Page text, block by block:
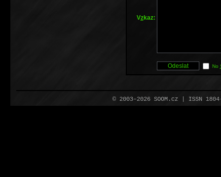
Vzkaz:
No
© 2003–2026 SOOM.cz | ISSN